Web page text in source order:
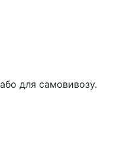
для самовивозу.